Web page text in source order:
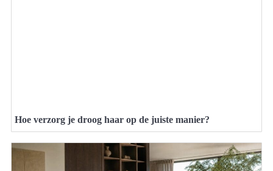
Hoe verzorg je droog haar op de juiste manier?